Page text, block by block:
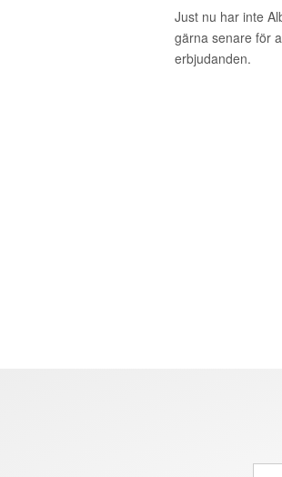
Just nu har inte
gärna senare för
erbjudanden.